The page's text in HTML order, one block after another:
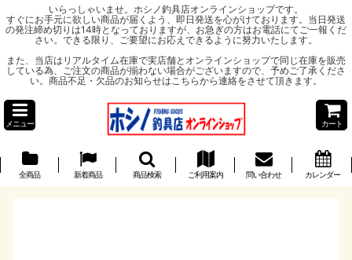
いらっしゃいませ。ホシノ釣具店オンラインショップです。
すぐにお手元に欲しい商品が届くよう、即日発送を心がけております。当日発送
の発注締め切りは14時となっておりますが、お急ぎの方はお電話にてご一報くだ
さい。できる限り、ご要望にお応えできるように努力いたします。
また、当店はリアルタイム在庫で実店舗とオンラインショップで同じ在庫を販売
している為、ご注文の商品が揃わない場合がございますので、予めご了承くださ
い。商品不足・欠品のお知らせはこちらから連絡をさせて頂きます。
メニュー カート
全商品 新着商品 商品検索 ご利用案内 問い合わせ カレンダー